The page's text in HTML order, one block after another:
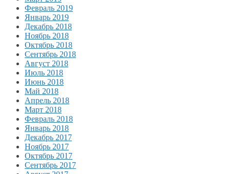
Февраль 2019
Январь 2019
Декабрь 2018
Ноябрь 2018
Октябрь 2018
Сентябрь 2018
Август 2018
Июль 2018
Июнь 2018
Май 2018
Апрель 2018
Март 2018
Февраль 2018
Январь 2018
Декабрь 2017
Ноябрь 2017
Октябрь 2017
Сентябрь 2017